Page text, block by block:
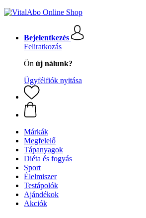
Bejelentkezés
Feliratkozás
Ön új nálunk?
Ügyfélfiók nyitása
Márkák
Megfelelő
Tápanyagok
Diéta és fogyás
Sport
Élelmiszer
Testápolók
Ajándékok
Akciók